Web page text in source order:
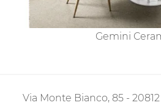
Gemini
Via Monte Bianco, 85 -